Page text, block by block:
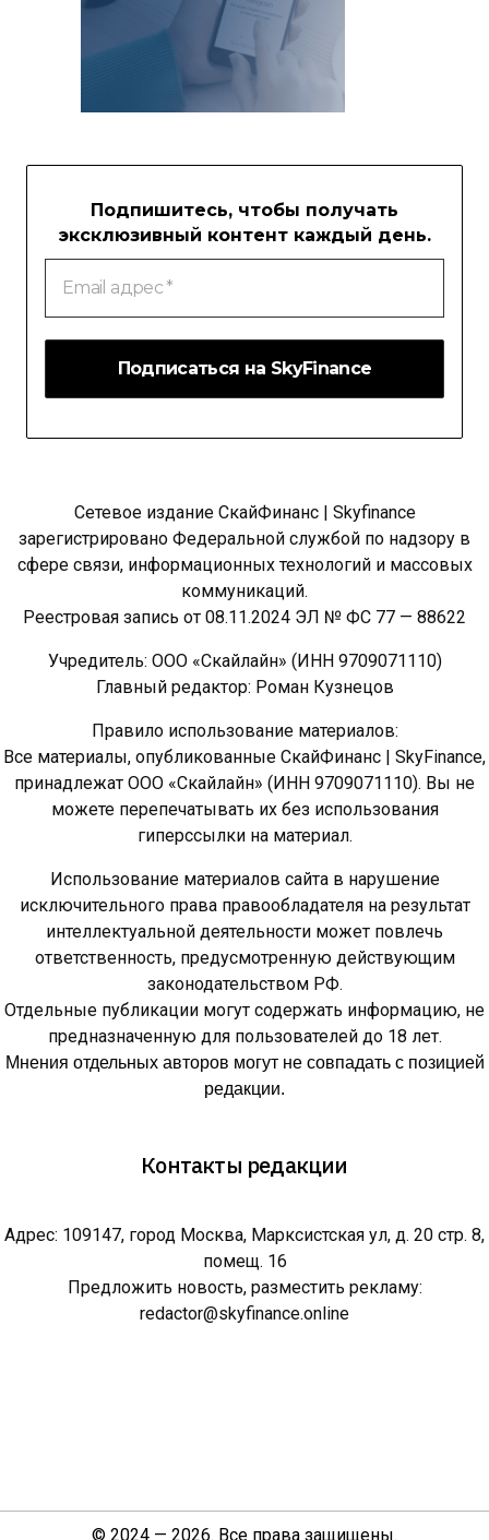
Подпишитесь, чтобы получать
эксклюзивный контент каждый день.
Email
адрес
Сетевое издание СкайФинанс | Skyfinance
зарегистрировано Федеральной службой по надзору в
сфере связи, информационных технологий и массовых
коммуникаций.
Реестровая запись от 08.11.2024 ЭЛ № ФС 77 — 88622
Учредитель: ООО «Скайлайн» (ИНН 9709071110)
Главный редактор: Роман Кузнецов
Правило использование материалов:
Все материалы, опубликованные СкайФинанс | SkyFinance,
принадлежат ООО «Скайлайн» (ИНН 9709071110). Вы не
можете перепечатывать их без использования
гиперссылки на материал.
Использование материалов сайта в нарушение
исключительного права правообладателя на результат
интеллектуальной деятельности может повлечь
ответственность, предусмотренную действующим
законодательством РФ.
Отдельные публикации могут содержать информацию, не
предназначенную для пользователей до 18 лет.
Мнения отдельных авторов могут не совпадать с позицией
редакции.
Контакты редакции
Адрес: 109147, город Москва, Марксистская ул, д. 20 стр. 8,
помещ. 16
Предложить новость, разместить рекламу:
redactor@skyfinance.online
© 2024 — 2026. Все права защищены.